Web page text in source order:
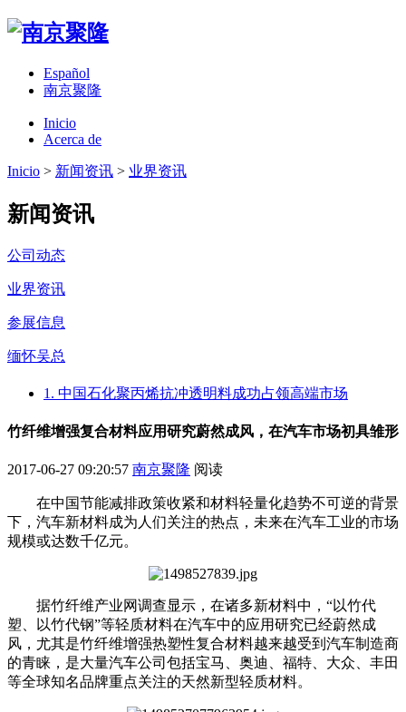
Español
南京聚隆
Inicio
Acerca de
Inicio > 新闻资讯 > 业界资讯
新闻资讯
公司动态
业界资讯
参展信息
缅怀吴总
1. 中国石化聚丙烯抗冲透明料成功占领高端市场
竹纤维增强复合材料应用研究蔚然成风，在汽车市场初具雏形
2017-06-27 09:20:57 南京聚隆 阅读
在中国节能减排政策收紧和材料轻量化趋势不可逆的背景
下，汽车新材料成为人们关注的热点，未来在汽车工业的市场
规模或达数千亿元。
据竹纤维产业网调查显示，在诸多新材料中，“以竹代
塑、以竹代钢”等轻质材料在汽车中的应用研究已经蔚然成
风，尤其是竹纤维增强热塑性复合材料越来越受到汽车制造商
的青睐，是大量汽车公司包括宝马、奥迪、福特、大众、丰田
等全球知名品牌重点关注的天然新型轻质材料。